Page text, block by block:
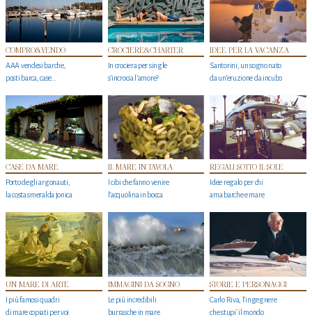
COMPRO&VENDO
AAA vendesi barche,
posti barca, case…
CROCIERE&CHARTER
In crociera per single
s'incrocia l’amore?
IDEE PER LA VACANZA
Santorini, un sogno nato
da un’eruzione da incubo
CASE DA MARE
Porto degli argonauti,
la costa smeralda jonica
IL MARE IN TAVOLA
I cibi che fanno venire
l’acquolina in bocca
REGALI SOTTO IL SOLE
Idee regalo per chi
ama barche e mare
UN MARE DI ARTE
I più famosi quadri
di mare copiati per voi
IMMAGINI DA SOGNO
Le più incredibili
burrasche in mare
STORIE E PERSONAGGI
Carlo Riva, l’ingegnere
che stupi' il mondo